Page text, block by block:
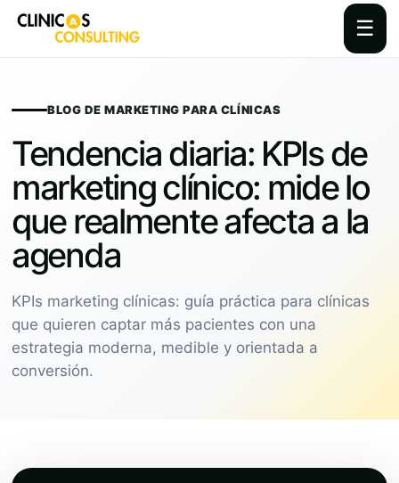
☰
contentBLOG DE MARKETING PARA CLÍNICAS
Tendencia diaria: KPIs de
marketing clínico: mide lo
que realmente afecta a la
agenda
KPIs marketing clínicas: guía práctica para clínicas
que quieren captar más pacientes con una
estrategia moderna, medible y orientada a
conversión.